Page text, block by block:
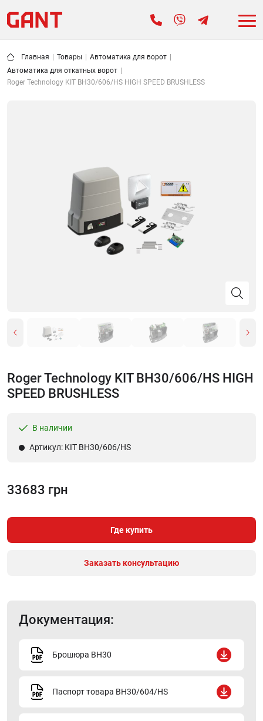
Главная Товары Автоматика для ворот
Автоматика для откатных ворот
Roger Technology KIT BH30/606/HS HIGH SPEED BRUSHLESS
Roger Technology KIT BH30/606/HS HIGH
SPEED BRUSHLESS
В наличии
Артикул: KIT BH30/606/HS
33683 грн
Где купить
Заказать консультацию
Документация:
Брошюра BH30
Паспорт товара BH30/604/HS